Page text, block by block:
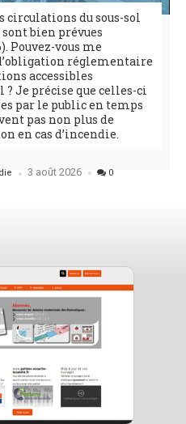
circulations du sous-sol
bien prévues
Pouvez-vous me
réglementaire
accessibles
Je précise que celles-ci
par le public en temps
pas non plus de
en cas d’incendie.
3 août 2026 0